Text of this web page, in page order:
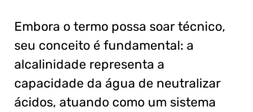
Embora o termo possa soar técnico,
seu conceito é fundamental: a
alcalinidade representa a
capacidade da água de neutralizar
ácidos, atuando como um sistema